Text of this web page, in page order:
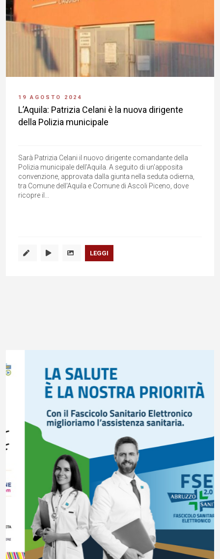
19 AGOSTO 2024
L’Aquila: Patrizia Celani è la nuova dirigente
della Polizia municipale
Sarà Patrizia Celani il nuovo dirigente comandante della
Polizia municipale dell'Aquila. A seguito di un'apposita
convenzione, approvata dalla giunta nella seduta odierna,
tra Comune dell'Aquila e Comune di Ascoli Piceno, dove
ricopre il...
LEGGI